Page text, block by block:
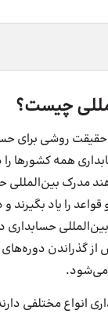
چیست؟
حقیقت روشی برای
همه کشورها
مدرک بین‌المللی
را یاد بگیرند
حسابداری
گذراندن دوره‌های
می‌شود.
انواع مختلفی